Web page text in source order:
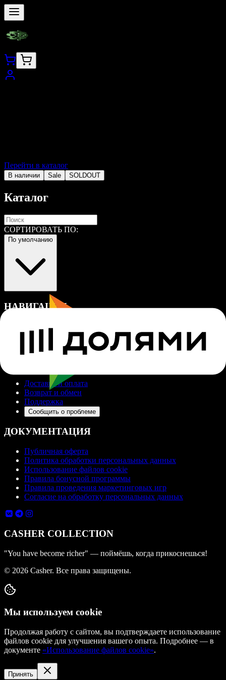
Перейти в каталог
В наличии Sale SOLDOUT
Каталог
СОРТИРОВАТЬ ПО:
По умолчанию
НАВИГАЦИЯ
Контакты
Доставка и оплата
Возврат и обмен
Поддержка
Сообщить о проблеме
ДОКУМЕНТАЦИЯ
Публичная оферта
Политика обработки персональных данных
Использование файлов cookie
Правила бонусной программы
Правила проведения маркетинговых игр
Согласие на обработку персональных данных
CASHER COLLECTION
"You have become richer" — поймёшь, когда прикоснешься!
© 2026 Casher. Все права защищены.
Мы используем cookie
Продолжая работу с сайтом, вы подтверждаете использование
файлов cookie для улучшения вашего опыта. Подробнее — в
документе «Использование файлов cookie».
Принять